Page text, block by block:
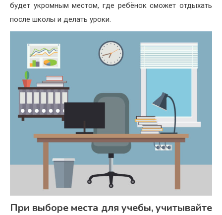
будет укромным местом, где ребёнок сможет отдыхать
после школы и делать уроки.
При выборе места для учебы, учитывайте